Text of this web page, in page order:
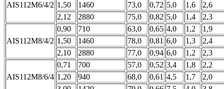
АIS112М6/4/2 1,50
1460 73,0 0,72 5,0 1,6
2,6
2,12
2880 75,0 0,82 5,0 1,4 2,3
АIS112М8/4/2
0,90 710 63,0 0,65 4,0 1,2
1,9
1,50
1460 78,0 0,81 6,0 1,3
2,4
2,10
2880 77,0 0,94 6,0 1,2 2,3
АIS112М8/6/4
0,71 700 57,0 0,52 3,4 1,8
2,2
1,20
940 68,0 0,61 4,5 1,7
2,0